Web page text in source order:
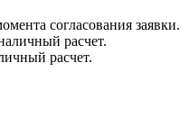
согласования заявки.
расчет.